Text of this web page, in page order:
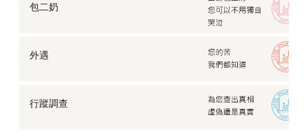
包二奶
外遇
行蹤調查